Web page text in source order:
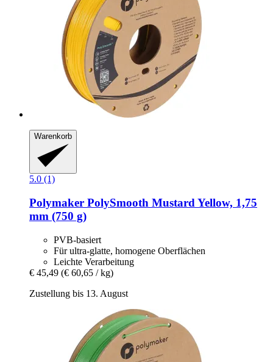
Warenkorb
5.0 (1)
Polymaker PolySmooth Mustard Yellow, 1,75
mm (750 g)
PVB-basiert
Für ultra-glatte, homogene Oberflächen
Leichte Verarbeitung
€ 45,49 (€ 60,65 / kg)
Zustellung bis 13. August